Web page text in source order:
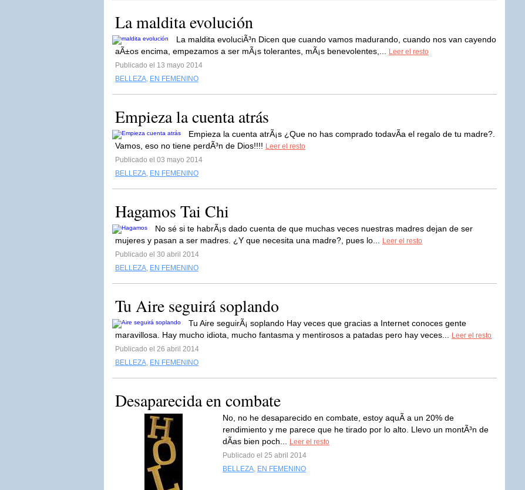
La maldita evolución
La maldita evoluciÃ³n Dicen que cuando vamos madurando, cuando nos van cayendo
aÃ±os encima, empezamos a ser mÃ¡s tolerantes, mÃ¡s benevolentes,...
Leer el resto
Publicado el 13 mayo 2014
BELLEZA, EN FEMENINO
Empieza la cuenta atrás
Empieza la cuenta atrÃ¡s ¿Que no has comprado todavÃ­a el regalo de tu madre?.
Vamos, eso no tiene perdÃ³n de Dios!!!! Leer el resto
Publicado el 03 mayo 2014
BELLEZA, EN FEMENINO
Hagamos Tai Chi
No sé si te habrÃ¡s dado cuenta de que muchas veces nuestras madres dejan de ser
mujeres y pasan a ser madres. ¿Y que necesita una madre?, pues lo...
Leer el resto
Publicado el 30 abril 2014
BELLEZA, EN FEMENINO
Tu Aire seguirá soplando
Tu Aire seguirÃ¡ soplando Hay veces que gracias a Internet conoces gente
maravillosa. Hay mucho idiota, mucho fantasma y mentirosos a patadas pero hay veces...
Leer el resto
Publicado el 26 abril 2014
BELLEZA, EN FEMENINO
Desaparecida en combate
No, no he desaparecido en combate, estoy aquÃ­ a un 20% de
rendimiento y me parece que he tirado por lo alto. Llevo un montÃ³n de
dÃ­as bien poch...
Leer el resto
Publicado el 25 abril 2014
BELLEZA, EN FEMENINO